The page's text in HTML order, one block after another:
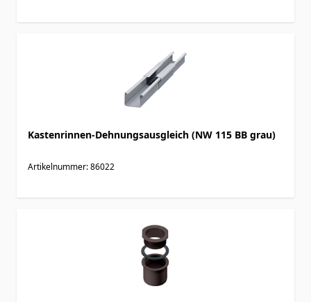
Kastenrinnen-Dehnungsausgleich (NW 115 BB grau)
Artikelnummer: 86022